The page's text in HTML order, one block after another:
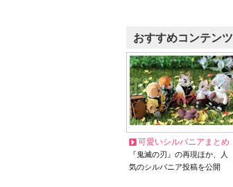
おすすめコンテンツ
可愛いシルバニアまとめ
『鬼滅の刃』の再現ほか、人
気のシルバニア投稿を公開